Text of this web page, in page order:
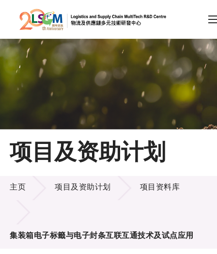
跳到内容（按回车键）
会员登录
A A EN 繁 简
主页
关于LSCM
技术商品化
合作计划
项目及资助计划
项目及资助计划
主页 项目及资助计划 项目资料库
集装箱电子标籤与电子封条互联互通技术及试点应用